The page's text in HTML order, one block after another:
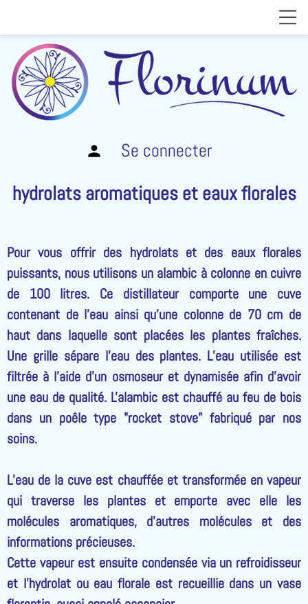
person Se connecter
hydrolats aromatiques et eaux florales
Pour vous offrir des hydrolats et des eaux florales
puissants, nous utilisons un alambic à colonne en cuivre
de 100 litres. Ce distillateur comporte une cuve
contenant de l’eau ainsi qu’une colonne de 70 cm de
haut dans laquelle sont placées les plantes fraîches.
Une grille sépare l’eau des plantes. L’eau utilisée est
filtrée à l’aide d’un osmoseur et dynamisée afin d’avoir
une eau de qualité. L'alambic est chauffé au feu de bois
dans un poêle type "rocket stove" fabriqué par nos
soins.
L’eau de la cuve est chauffée et transformée en vapeur
qui traverse les plantes et emporte avec elle les
molécules aromatiques, d’autres molécules et des
informations précieuses.
Cette vapeur est ensuite condensée via un refroidisseur
et l’hydrolat ou eau florale est recueillie dans un vase